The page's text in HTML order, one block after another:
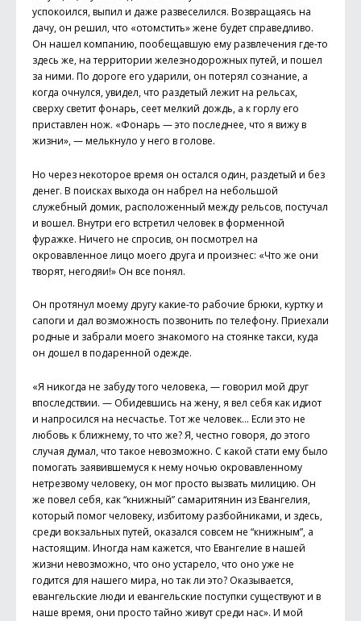
успокоился, выпил и даже развеселился. Возвращаясь на
дачу, он решил, что «отомстить» жене будет справедливо.
Он нашел компанию, пообещавшую ему развлечения где-то
здесь же, на территории железнодорожных путей, и пошел
за ними. По дороге его ударили, он потерял сознание, а
когда очнулся, увидел, что раздетый лежит на рельсах,
сверху светит фонарь, сеет мелкий дождь, а к горлу его
приставлен нож. «Фонарь — это последнее, что я вижу в
жизни», — мелькнуло у него в голове.
Но через некоторое время он остался один, раздетый и без
денег. В поисках выхода он набрел на небольшой
служебный домик, расположенный между рельсов, постучал
и вошел. Внутри его встретил человек в форменной
фуражке. Ничего не спросив, он посмотрел на
окровавленное лицо моего друга и произнес: «Что же они
творят, негодяи!» Он все понял.
Он протянул моему другу какие-то рабочие брюки, куртку и
сапоги и дал возможность позвонить по телефону. Приехали
родные и забрали моего знакомого на стоянке такси, куда
он дошел в подаренной одежде.
«Я никогда не забуду того человека, — говорил мой друг
впоследствии. — Обидевшись на жену, я вел себя как идиот
и напросился на несчастье. Тот же человек… Если это не
любовь к ближнему, то что же? Я, честно говоря, до этого
случая думал, что такое невозможно. С какой стати ему было
помогать заявившемуся к нему ночью окровавленному
нетрезвому человеку, он мог просто вызвать милицию. Он
же повел себя, как “книжный” самаритянин из Евангелия,
который помог человеку, избитому разбойниками, и здесь,
среди вокзальных путей, оказался совсем не “книжным”, а
настоящим. Иногда нам кажется, что Евангелие в нашей
жизни невозможно, что оно устарело, что оно уже не
годится для нашего мира, но так ли это? Оказывается,
евангельские люди и евангельские поступки существуют и в
наше время, они просто тайно живут среди нас». И мой